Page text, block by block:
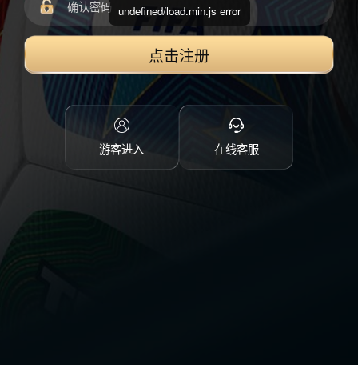
点击注册
游客进入 在线客服
undefined/load.min.js error